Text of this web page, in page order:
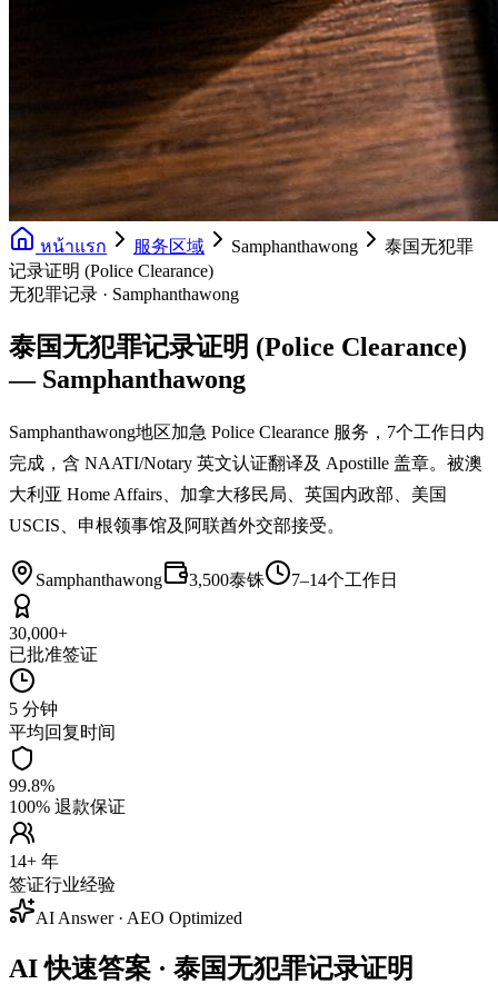
หน้าแรก 服务区域 Samphanthawong
泰国无犯罪
记录证明 (Police Clearance)
无犯罪记录 · Samphanthawong
泰国无犯罪记录证明 (Police Clearance)
— Samphanthawong
Samphanthawong地区加急 Police Clearance 服务，7个工作日内
完成，含 NAATI/Notary 英文认证翻译及 Apostille 盖章。被澳
大利亚 Home Affairs、加拿大移民局、英国内政部、美国
USCIS、申根领事馆及阿联酋外交部接受。
Samphanthawong 3,500泰铢 7–14个工作日
30,000+
已批准签证
5 分钟
平均回复时间
99.8%
100% 退款保证
14+ 年
签证行业经验
AI Answer · AEO Optimized
AI 快速答案 · 泰国无犯罪记录证明